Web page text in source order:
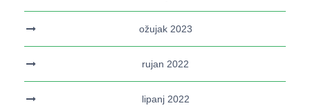
ožujak 2023
rujan 2022
lipanj 2022